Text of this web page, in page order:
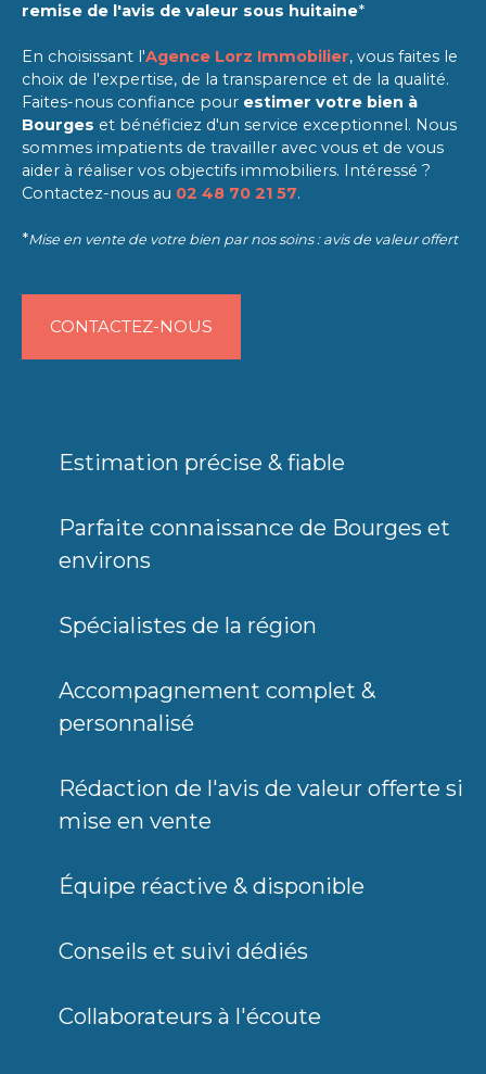
remise de l'avis de valeur sous huitaine*
En choisissant l'Agence Lorz Immobilier, vous faites le
choix de l'expertise, de la transparence et de la qualité.
Faites-nous confiance pour estimer votre bien à
Bourges et bénéficiez d'un service exceptionnel. Nous
sommes impatients de travailler avec vous et de vous
aider à réaliser vos objectifs immobiliers. Intéressé ?
Contactez-nous au 02 48 70 21 57.
*Mise en vente de votre bien par nos soins : avis de valeur offert
CONTACTEZ-NOUS
Estimation précise & fiable
Parfaite connaissance de Bourges et
environs
Spécialistes de la région
Accompagnement complet &
personnalisé
Rédaction de l'avis de valeur offerte si
mise en vente
Équipe réactive & disponible
Conseils et suivi dédiés
Collaborateurs à l'écoute